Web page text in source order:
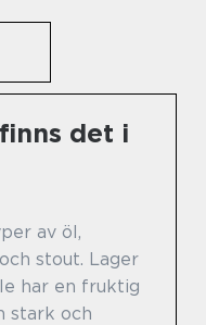
det i
av öl,
stout. Lager
har en fruktig
stark och